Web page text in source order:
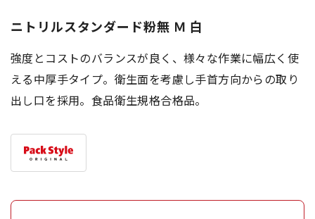
ニトリルスタンダード粉無 Ｍ 白
強度とコストのバランスが良く、様々な作業に幅広く使
える中厚手タイプ。衛生面を考慮し手首方向からの取り
出し口を採用。食品衛生規格合格品。